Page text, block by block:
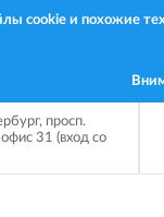
cookie и похожие
просп.
31 (вход со